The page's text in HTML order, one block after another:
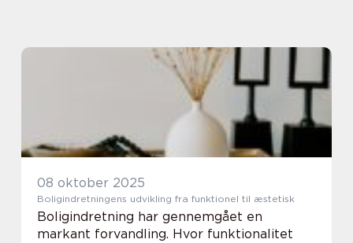
08 oktober 2025
Boligindretningens udvikling fra funktionel til æstetisk
Boligindretning har gennemgået en
markant forvandling. Hvor funktionalitet